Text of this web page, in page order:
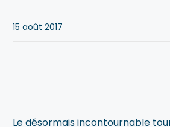
15 août 2017
Le désormais incontournable